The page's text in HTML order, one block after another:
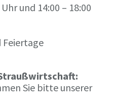
und 14:00 – 18:00
Feiertage
Sie bitte unserer